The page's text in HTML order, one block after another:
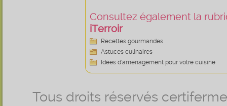
Consultez également la
iTerroir
Recettes gourmandes
Astuces culinaires
Idées d’aménagement pour votre cuisine
Tous droits réservés